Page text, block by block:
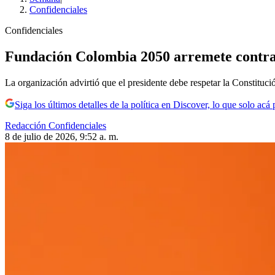
Confidenciales
Confidenciales
Fundación Colombia 2050 arremete
La organización advirtió que el presidente debe respetar la
Siga los últimos detalles de la política en Discover, lo que solo acá
Redacción Confidenciales
8 de julio de 2026, 9:52 a. m.